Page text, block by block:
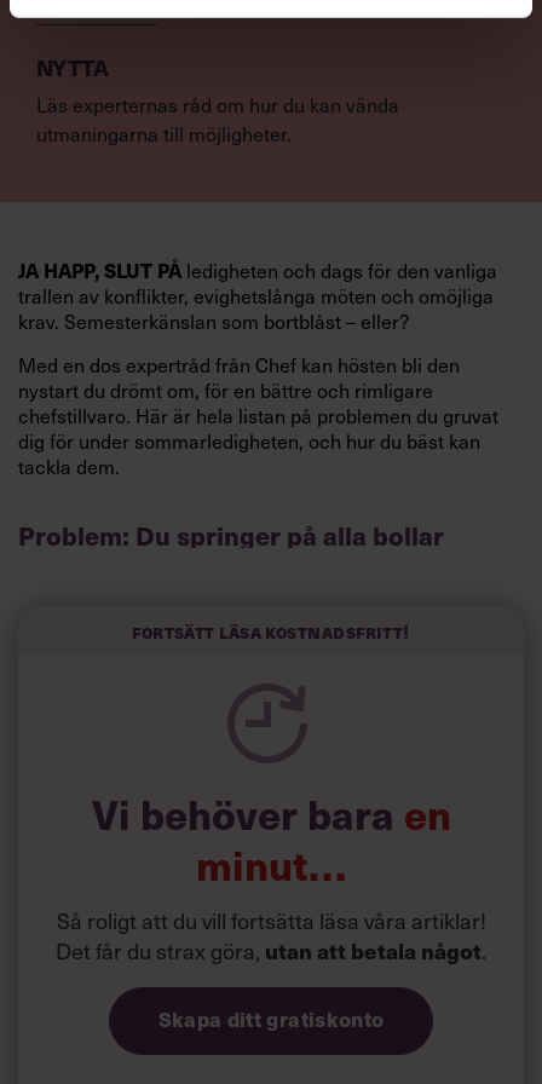
NYTTA
Läs experternas råd om hur du kan vända
utmaningarna till möjligheter.
JA HAPP, SLUT PÅ ledigheten och dags för den vanliga
trallen av konflikter, evighetslånga möten och omöjliga
krav. Semesterkänslan som bortblåst – eller?
Med en dos expertråd från Chef kan hösten bli den
nystart du drömt om, för en bättre och rimligare
chefstillvaro. Här är hela listan på problemen du gruvat
dig för under sommarledigheten, och hur du bäst kan
tackla dem.
Problem: Du springer på alla bollar
att du jobbar. Problemet är bara att den inställningen gör
inte lyckas koncentrera dig på någonting alls när du
springer på alla bollar och försöker sätta dig in i precis
Fortsätt läsa kostnadsfritt!
Vi behöver bara en
minut…
Så roligt att du vill fortsätta läsa våra artiklar!
Det får du strax göra, utan att betala något.
Skapa ditt gratiskonto